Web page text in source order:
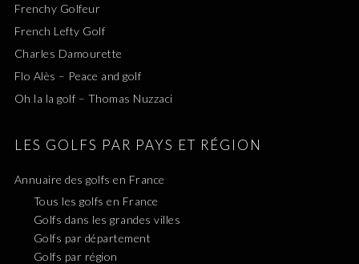
Frenchy Golfeur
French Lefty Golf
Charles Damourette
Flo Alès – Peace and golf
Oh la la golf – Thomas Nuzzaci
LES GOLFS PAR PAYS ET RÉGION
Annuaire des golfs en France
Tous les golfs en France
Golfs dans les grandes villes
Golfs par département
Golfs par région